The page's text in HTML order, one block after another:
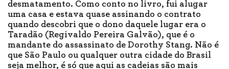
desmatamento. Como conto no livro, fui alugar
uma casa e estava quase assinando o contrato
quando descobri que o dono daquele lugar era o
Taradão (Regivaldo Pereira Galvão), que é o
mandante do assassinato de Dorothy Stang. Não é
que São Paulo ou qualquer outra cidade do Brasil
seja melhor, é só que aqui as cadeias são mais